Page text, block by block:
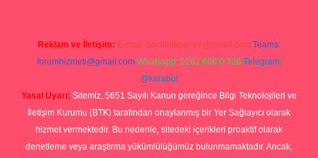
Reklam ve İletişim: E-mail: backlinkpaneli@gmail.com Teams:
forumhizmeti@gmail.com Whatsapp: 0262 606 0 726 Telegram:
@karabul
Yasal Uyarı: Sitemiz, 5651 Sayılı Kanun gereğince Bilgi Teknolojileri ve
İletişim Kurumu (BTK) tarafından onaylanmış bir Yer Sağlayıcı olarak
hizmet vermektedir. Bu nedenle, sitedeki içerikleri proaktif olarak
denetleme veya araştırma yükümlülüğümüz bulunmamaktadır. Ancak,